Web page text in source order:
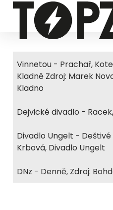
Vinnetou - Prachař,
Kladně Zdroj: Marek
Kladno
Dejvické divadlo -
Divadlo Ungelt - Deštivé
Krbová, Divadlo Ungelt
DNz - Denně, Zdroj: